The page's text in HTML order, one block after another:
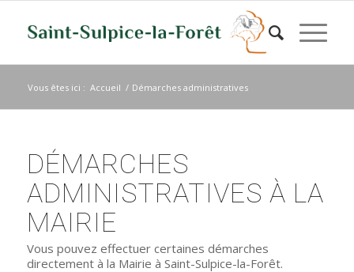
Vous êtes ici : Accueil / Démarches administratives
DÉMARCHES
ADMINISTRATIVES À LA
MAIRIE
Vous pouvez effectuer certaines démarches
directement à la Mairie à Saint-Sulpice-la-Forêt.